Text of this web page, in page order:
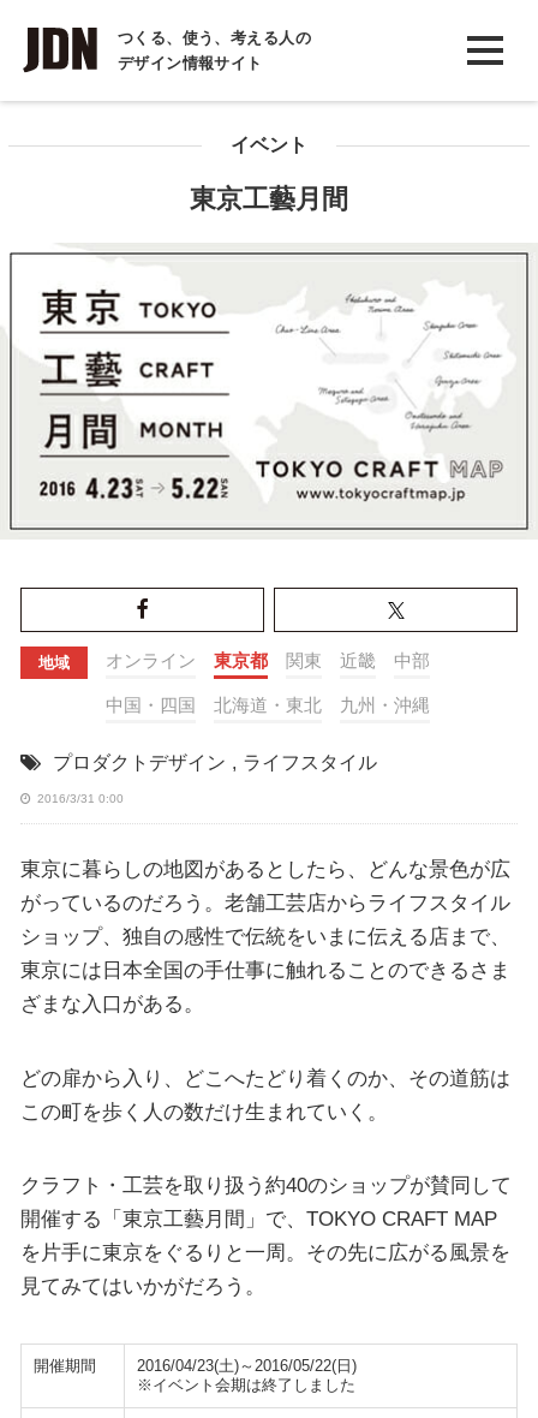
つくる、使う、考える人の
デザイン情報サイト
INTERVIEW
インタビュー
コラム
イベント
東京工藝月間
地域 オンライン 東京都 関東 近畿 中部
中国・四国 北海道・東北 九州・沖縄
プロダクトデザイン , ライフスタイル
2016/3/31 0:00
東京に暮らしの地図があるとしたら、どんな景色が広
がっているのだろう。老舗工芸店からライフスタイル
ショップ、独自の感性で伝統をいまに伝える店まで、
東京には日本全国の手仕事に触れることのできるさま
ざまな入口がある。
どの扉から入り、どこへたどり着くのか、その道筋は
この町を歩く人の数だけ生まれていく。
クラフト・工芸を取り扱う約40のショップが賛同して
開催する「東京工藝月間」で、TOKYO CRAFT MAP
を片手に東京をぐるりと一周。その先に広がる風景を
見てみてはいかがだろう。
開催期間
2016/04/23(土)～2016/05/22(日)
※イベント会期は終了しました